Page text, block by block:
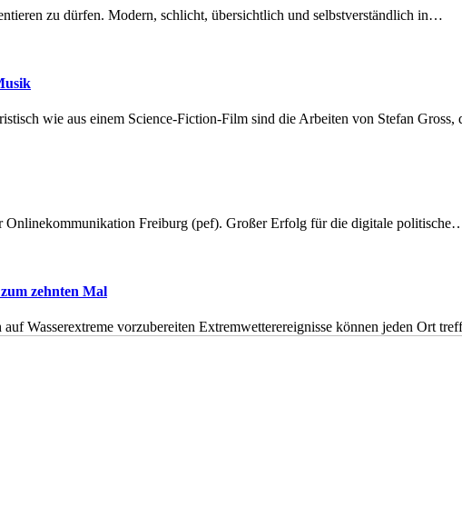
zu dürfen. Modern, schlicht, übersichtlich und selbstverständlich in…
wie aus einem Science-Fiction-Film sind die Arbeiten von Stefan
Onlinekommunikation Freiburg (pef). Großer Erfolg für die digitale
zehnten Mal
Wasserextreme vorzubereiten Extremwetterereignisse können jeden Ort